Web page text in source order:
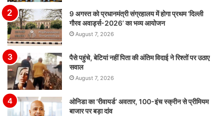
9 अगस्त को प्रधानमंत्री संग्रहालय में होगा प्रथम ‘दिल्ली
गौरव अवार्ड्स-2026’ का भव्य आयोजन
August 7, 2026
पैसे पहुंचे, बेटियां नहीं पिता की अंतिम विदाई ने रिश्तों पर उठाए
सवाल
August 7, 2026
ओनिडा का ‘रीवायर्ड’ अवतार, 100-इंच स्क्रीन से प्रीमियम
बाजार पर बड़ा दांव